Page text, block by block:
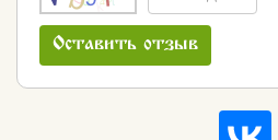
Оставить отзыв